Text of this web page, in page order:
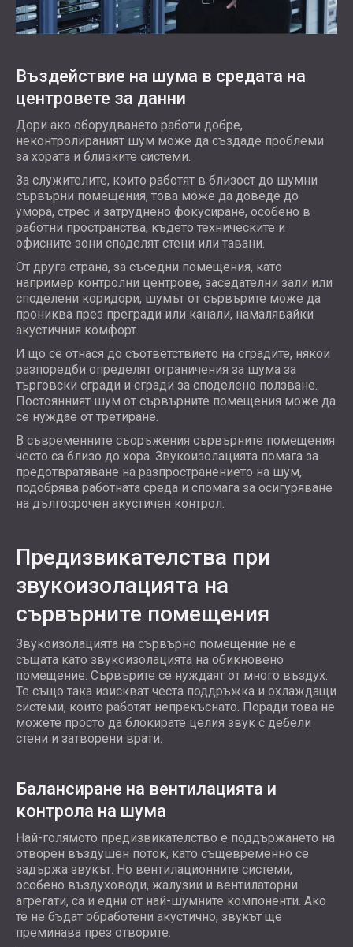
Въздействие на шума в средата на
центровете за данни
Дори ако оборудването работи добре,
неконтролираният шум може да създаде проблеми
за хората и близките системи.
За служителите, които работят в близост до шумни
сървърни помещения, това може да доведе до
умора, стрес и затруднено фокусиране, особено в
работни пространства, където техническите и
офисните зони споделят стени или тавани.
От друга страна, за съседни помещения, като
например контролни центрове, заседателни зали или
споделени коридори, шумът от сървърите може да
прониква през прегради или канали, намалявайки
акустичния комфорт.
И що се отнася до съответствието на сградите, някои
разпоредби определят ограничения за шума за
търговски сгради и сгради за споделено ползване.
Постоянният шум от сървърните помещения може да
се нуждае от третиране.
В съвременните съоръжения сървърните помещения
често са близо до хора. Звукоизолацията помага за
предотвратяване на разпространението на шум,
подобрява работната среда и спомага за осигуряване
на дългосрочен акустичен контрол.
Предизвикателства при
звукоизолацията на
сървърните помещения
Звукоизолацията на сървърно помещение не е
същата като звукоизолацията на обикновено
помещение. Сървърите се нуждаят от много въздух.
Те също така изискват честа поддръжка и охлаждащи
системи, които работят непрекъснато. Поради това не
можете просто да блокирате целия звук с дебели
стени и затворени врати.
Балансиране на вентилацията и
контрола на шума
Най-голямото предизвикателство е поддържането на
отворен въздушен поток, като същевременно се
задържа звукът. Но вентилационните системи,
особено въздуховоди, жалузии и вентилаторни
агрегати, са и едни от най-шумните компоненти. Ако
те не бъдат обработени акустично, звукът ще
преминава през отворите.